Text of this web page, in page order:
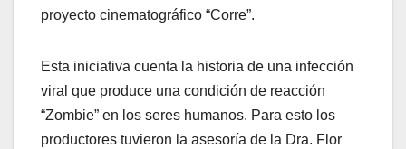
proyecto cinematográfico “Corre”.
Esta iniciativa cuenta la historia de una infección
viral que produce una condición de reacción
“Zombie” en los seres humanos. Para esto los
productores tuvieron la asesoría de la Dra. Flor